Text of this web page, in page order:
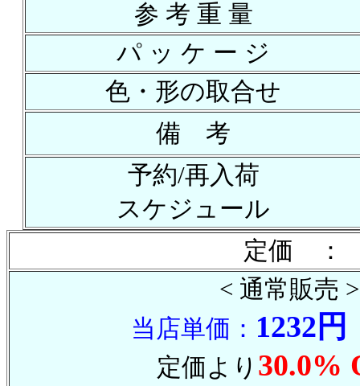
参 考 重 量
パ ッ ケ ー ジ
色・形の取合せ
備 考
予約/再入荷
スケジュール
定価 ：
< 通常販売 >
当店単価： 1232円
定価より 30.0%